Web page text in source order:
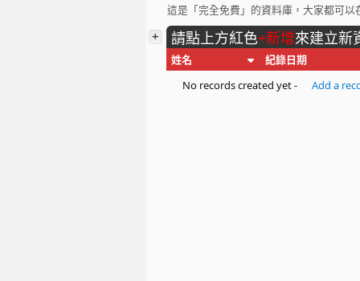
這是「完全免費」的資料庫，大家都可
+ 請點上方紅色+新增來建立新
姓名
紀錄日期
No records created yet -
Add a